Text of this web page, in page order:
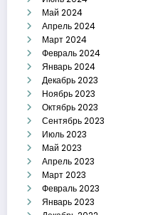
Май 2024
Апрель 2024
Март 2024
Февраль 2024
Январь 2024
Декабрь 2023
Ноябрь 2023
Октябрь 2023
Сентябрь 2023
Июль 2023
Май 2023
Апрель 2023
Март 2023
Февраль 2023
Январь 2023